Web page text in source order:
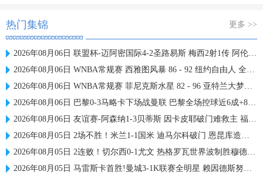
热门集锦 更多 >>
2026年08月06日 联盟杯-迈阿密国际4-2圣路易斯 梅西2射1传 阿伦助攻戴帽
2026年08月06日 WNBA常规赛 西雅图风暴 86 - 92 纽约自由人 全场集锦
2026年08月06日 WNBA常规赛 菲尼克斯水星 82 - 96 亚特兰大梦想 全场集锦
2026年08月06日 巴黎0-3马略卡下场战曼联 巴黎全场控球近6成+8射3正未果
2026年08月06日 友谊赛-阿森纳1-3贝蒂斯 因卡皮耶破门难救主 福纳尔斯1射2传
2026年08月05日 2场不胜！米兰1-1国米 迪马尔科破门 恩昆库造点+点射拉莫斯登场
2026年08月05日 2连败！切尔西0-1尤文 热格罗瓦世界波制胜穆德里克时隔614天复出
2026年08月05日 马雷斯卡首胜!曼城3-1K联赛全明星 赖因德斯努里破门塞梅尼奥助攻